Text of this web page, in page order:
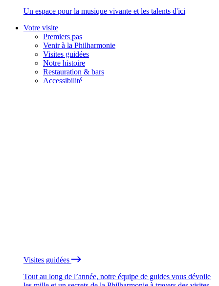
Un espace pour la musique vivante et les talents d'ici
Votre visite
Premiers pas
Venir à la Philharmonie
Visites guidées
Notre histoire
Restauration & bars
Accessibilité
Visites guidées
Tout au long de l’année, notre équipe de guides vous dévoile